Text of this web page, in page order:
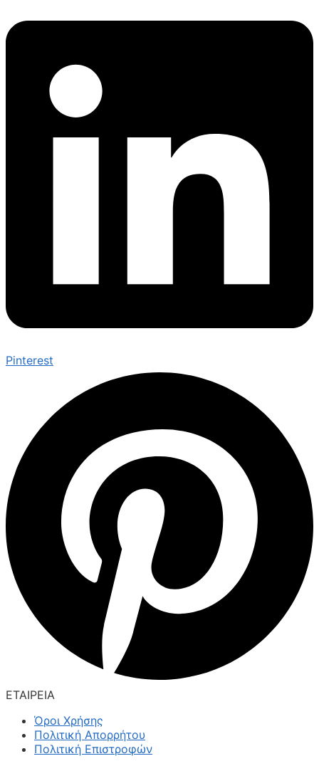
Pinterest
ΕΤΑΙΡΕΙΑ
Όροι Χρήσης
Πολιτική Απορρήτου
Πολιτική Επιστροφών